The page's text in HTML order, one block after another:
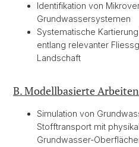
Identifikation von
Grundwassersystemen
Systematische
entlang relevanter
Landschaft
B. Modellbasierte Arbeiten
Simulation von
Stofftransport mit
Grundwasser-